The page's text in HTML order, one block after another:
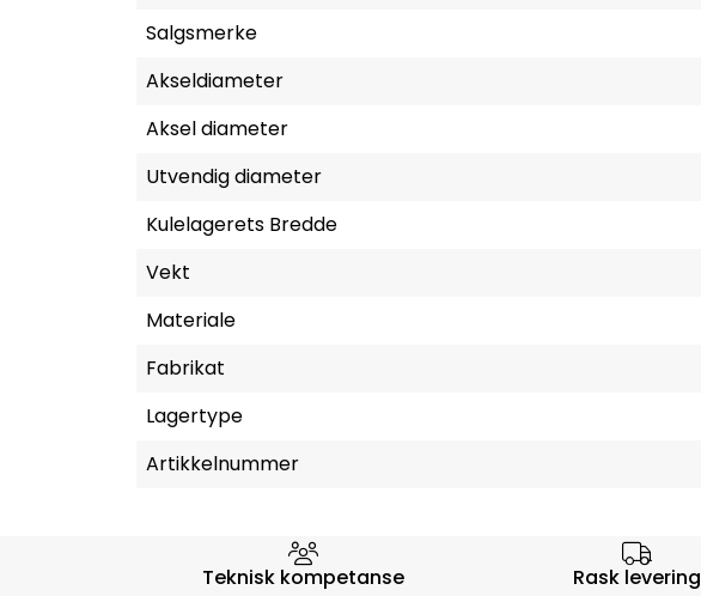
Salgsmerke
Akseldiameter
Aksel diameter
Utvendig diameter
Kulelagerets Bredde
Vekt
Materiale
Fabrikat
Lagertype
Artikkelnummer
Hvorfor velge Storm Halvorsen
Teknisk kompetanse Rask levering